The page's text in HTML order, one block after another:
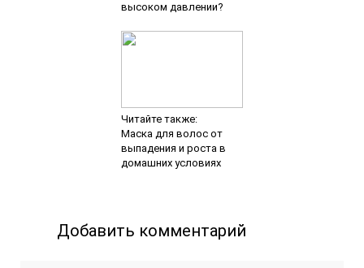
высоком давлении?
Читайте также:
Маска для волос от
выпадения и роста в
домашних условиях
Добавить комментарий